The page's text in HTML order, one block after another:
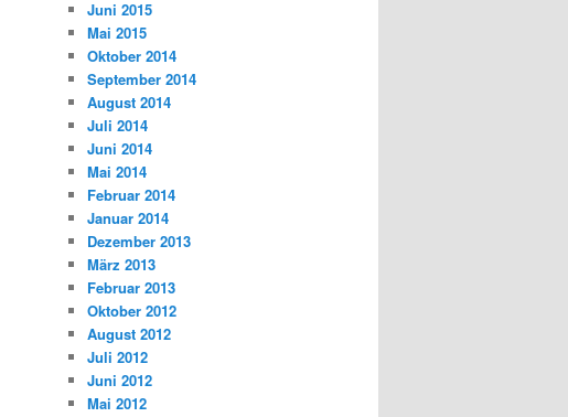
Juni 2015
Mai 2015
Oktober 2014
September 2014
August 2014
Juli 2014
Juni 2014
Mai 2014
Februar 2014
Januar 2014
Dezember 2013
März 2013
Februar 2013
Oktober 2012
August 2012
Juli 2012
Juni 2012
Mai 2012